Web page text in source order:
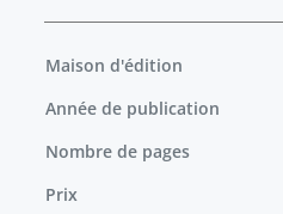
Maison d'édition
Année de publication
Nombre de pages
Prix